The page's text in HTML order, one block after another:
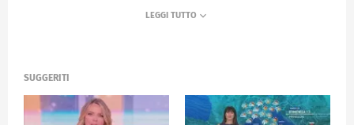
POMERIGGIO CINQUE
SUGGERITI